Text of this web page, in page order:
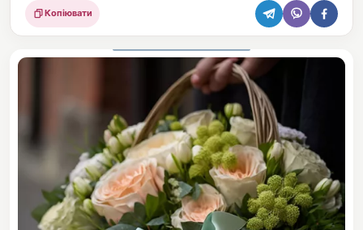
Поділитися
Копіювати